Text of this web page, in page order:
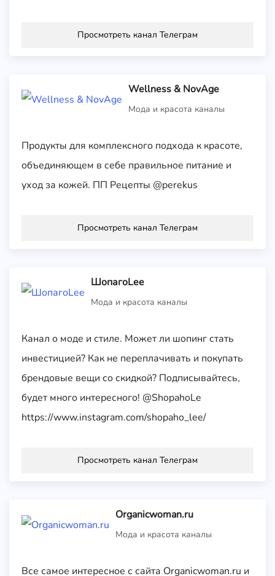
Просмотреть канал Телеграм
Wellness & NovAge
Мода и красота каналы
Продукты для комплексного подхода к красоте,
объединяющем в себе правильное питание и
уход за кожей. ПП Рецепты @perekus
Просмотреть канал Телеграм
ШопагоLee
Мода и красота каналы
Канал о моде и стиле. Может ли шопинг стать
инвестицией? Как не переплачивать и покупать
брендовые вещи со скидкой? Подписывайтесь,
будет много интересного! @ShopahoLe
https://www.instagram.com/shopaho_lee/
Просмотреть канал Телеграм
Organicwoman.ru
Мода и красота каналы
Все самое интересное с сайта Organicwoman.ru и